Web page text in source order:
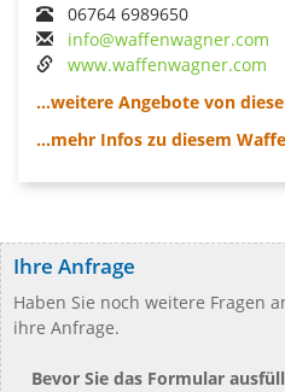
06764 6989650
info@waffenwagner.com
www.waffenwagner.com
...weitere Angebote von
...mehr Infos zu diesem
Ihre Anfrage
Haben Sie noch weitere Fragen
ihre Anfrage.
Bevor Sie das Formular